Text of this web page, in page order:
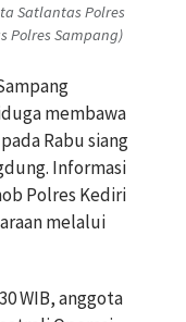
Satlantas Polres
Polres Sampang)
membawa
Rabu siang
Informasi
Polres Kediri
melalui
WIB, anggota